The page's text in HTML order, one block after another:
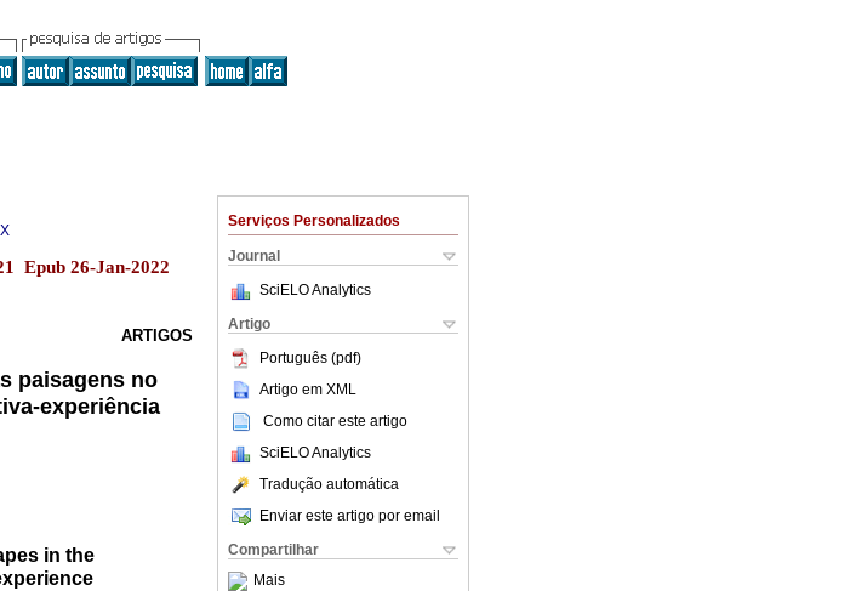
Serviços Personalizados
Journal
SciELO Analytics
Artigo
Português (pdf)
Artigo em XML
Como citar este artigo
SciELO Analytics
Tradução automática
Enviar este artigo por email
Compartilhar
Mais
Epub 26-Jan-2022
ARTIGOS
paisagens no
experiência
in the